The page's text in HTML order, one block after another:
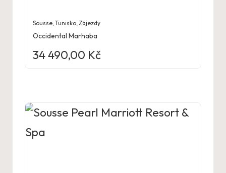
Sousse ,Tunisko Zájezdy
Occidental Marhaba
34 490,00 Kč